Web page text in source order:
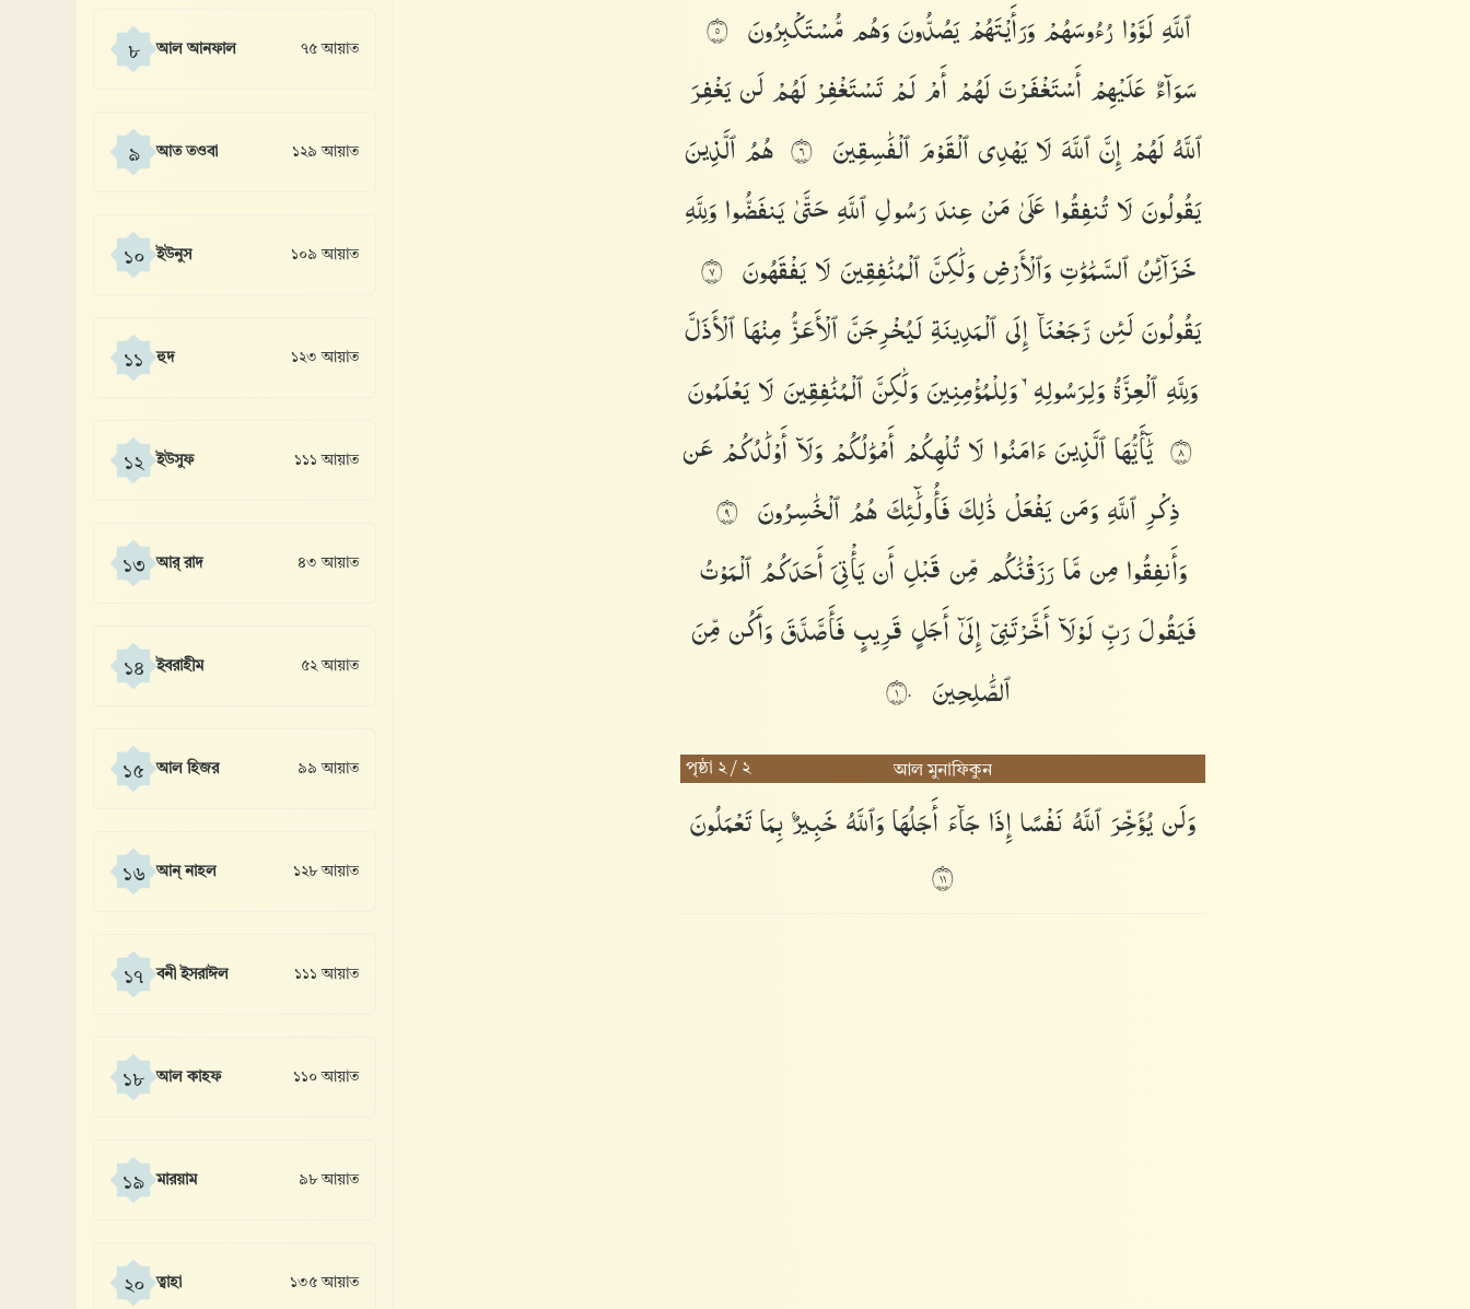
৮ আল আনফাল ৭৫ আয়াত
৯ আত তওবা ১২৯ আয়াত
১০ ইউনুস ১০৯ আয়াত
১১ হুদ ১২৩ আয়াত
১২ ইউসুফ ১১১ আয়াত
১৩ আর্ রাদ ৪৩ আয়াত
১৪ ইবরাহীম ৫২ আয়াত
১৫ আল হিজর ৯৯ আয়াত
১৬ আন্ নাহল ১২৮ আয়াত
১৭ বনী ইসরাঈল ১১১ আয়াত
১৮ আল কাহফ ১১০ আয়াত
১৯ মারয়াম ৯৮ আয়াত
২০ ত্বাহা ১৩৫ আয়াত
ٱللَّهِلَوَّوْا۟رُءُوسَهُمْوَرَأَيْتَهُمْيَصُدُّونَوَهُممُّسْتَكْبِرُونَ ٥
سَوَآءٌعَلَيْهِمْأَسْتَغْفَرْتَلَهُمْأَمْلَمْتَسْتَغْفِرْلَهُمْلَنيَغْفِرَ
ٱللَّهُلَهُمْإِنَّٱللَّهَلَايَهْدِىٱلْقَوْمَٱلْفَٰسِقِينَ ٦ هُمُٱلَّذِينَ
يَقُولُونَلَاتُنفِقُوا۟عَلَىٰمَنْعِندَرَسُولِٱللَّهِحَتَّىٰيَنفَضُّوا۟وَلِلَّهِ
خَزَآئِنُٱلسَّمَٰوَٰتِوَٱلْأَرْضِوَلَٰكِنَّٱلْمُنَٰفِقِينَلَايَفْقَهُونَ ٧
يَقُولُونَلَئِنرَّجَعْنَآإِلَىٱلْمَدِينَةِلَيُخْرِجَنَّٱلْأَعَزُّمِنْهَاٱلْأَذَلَّ
وَلِلَّهِٱلْعِزَّةُوَلِرَسُولِهِۦوَلِلْمُؤْمِنِينَوَلَٰكِنَّٱلْمُنَٰفِقِينَلَايَعْلَمُونَ
٨ يَٰٓأَيُّهَاٱلَّذِينَءَامَنُوا۟لَاتُلْهِكُمْأَمْوَٰلُكُمْوَلَآأَوْلَٰدُكُمْعَن
ذِكْرِٱللَّهِوَمَنيَفْعَلْذَٰلِكَفَأُو۟لَٰٓئِكَهُمُٱلْخَٰسِرُونَ ٩
وَأَنفِقُوا۟مِنمَّارَزَقْنَٰكُممِّنقَبْلِأَنيَأْتِىَأَحَدَكُمُٱلْمَوْتُ
فَيَقُولَرَبِّلَوْلَآأَخَّرْتَنِىٓإِلَىٰٓأَجَلٍقَرِيبٍفَأَصَّدَّقَوَأَكُنمِّنَ
ٱلصَّٰلِحِينَ ١٠
আল মুনাফিকুন
পৃষ্ঠা ২ / ২
وَلَنيُؤَخِّرَٱللَّهُنَفْسًاإِذَاجَآءَأَجَلُهَاوَٱللَّهُخَبِيرٌۢبِمَاتَعْمَلُونَ
١١